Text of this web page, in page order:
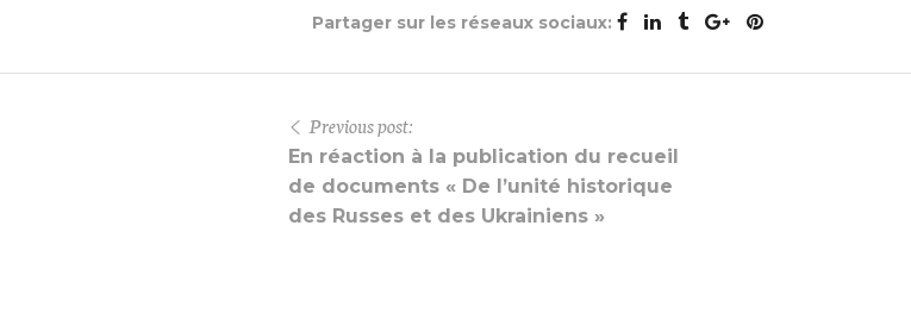
Partager sur les réseaux sociaux:
Previous post:
En réaction à la publication du recueil
de documents « De l’unité historique
des Russes et des Ukrainiens »